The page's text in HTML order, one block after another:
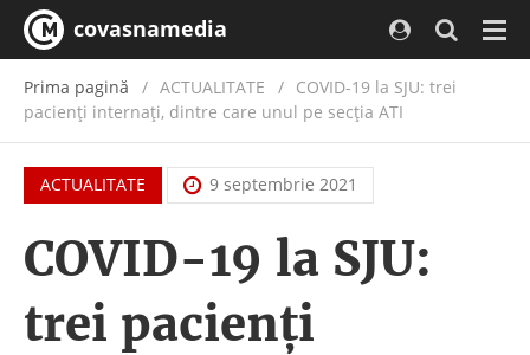
covasnamedia
Prima pagină ACTUALITATE / COVID-19 la SJU: trei
pacienți internați, dintre care unul pe secția ATI
ACTUALITATE 9 septembrie 2021
COVID-19 la SJU:
trei pacienți